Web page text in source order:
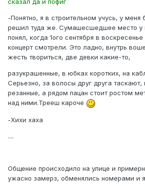
сказал да и пофиг
-Понятно, я в строительном учусь, у меня
решил туда же. Сумашесшедшее место у
понял, когда 1ого сентября в
концерт смотрели. Это ладно, внутрь
жесть твориться, две девки какие-то,
разукрашенные, в юбках коротких, на
Серьезно, за волосы друг друга таскают,
резанные, а рядом пацан стоит ростом
над ними.Трееш кароче
-Хихи хаха
....
Общение происходило на улице и
ужасно замерз, обменялись номерами и